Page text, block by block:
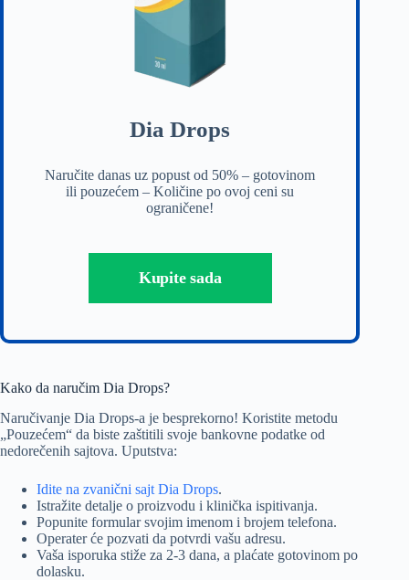
Dia Drops
Naručite danas uz popust od 50% – gotovinom
ili pouzećem – Količine po ovoj ceni su
ograničene!
Kupite sada
Kako da naručim Dia Drops?
Naručivanje Dia Drops-a je besprekorno! Koristite metodu
„Pouzećem“ da biste zaštitili svoje bankovne podatke od
nedorečenih sajtova. Uputstva:
Idite na zvanični sajt Dia Drops.
Istražite detalje o proizvodu i klinička ispitivanja.
Popunite formular svojim imenom i brojem telefona.
Operater će pozvati da potvrdi vašu adresu.
Vaša isporuka stiže za 2-3 dana, a plaćate gotovinom po
dolasku.